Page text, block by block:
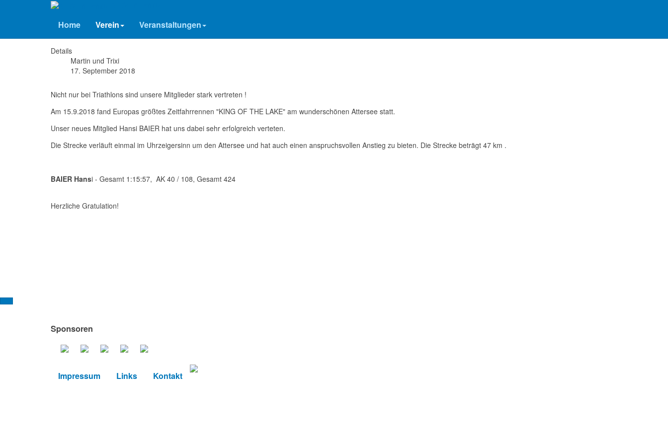
Home Verein Veranstaltungen
ATSV am ATTERSEE
Details
Martin und Trixi
17. September 2018
Nicht nur bei Triathlons sind unsere Mitglieder stark vertreten !
Am 15.9.2018 fand Europas größtes Zeitfahrrennen "KING OF THE LAKE" am wunderschönen Attersee statt.
Unser neues Mitglied Hansi BAIER hat uns dabei sehr erfolgreich verteten.
Die Strecke verläuft einmal im Uhrzeigersinn um den Attersee und hat auch einen anspruchsvollen Anstieg zu bieten. Die Strecke beträgt 47 km .
BAIER Hansi - Gesamt 1:15:57, AK 40 / 108, Gesamt 424
Herzliche Gratulation!
Sponsoren
Impressum Links Kontakt